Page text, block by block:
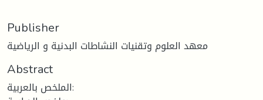
Publisher
معهد العلوم وتقنيات النشاطات البدنية و الرياضية
Abstract
الملخص بالعربية: